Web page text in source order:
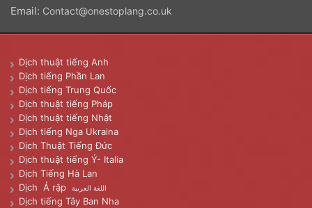
Email: Contact@onestoplang.co.uk
Dịch thuật tiếng Anh
Dịch tiếng Phần Lan
Dịch tiếng Trung Quốc
Dịch thuật tiếng Pháp
Dịch thuật tiếng Nhật
Dịch tiếng Nga Ukraina
Dịch Thuật Tiếng Đức
Dịch thuật tiếng Ý- Italia
Dịch Tiếng Hà Lan
Dịch Ả rập
اللغة العربية
Dịch tiếng Tây Ban Nha